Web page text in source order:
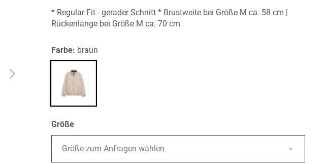
* Regular Fit - gerader Schnitt * Brustweite bei Größe M ca. 58 cm |
Rückenlänge bei Größe M ca. 70 cm
Farbe: braun
Größe
Größe zum Anfragen wählen